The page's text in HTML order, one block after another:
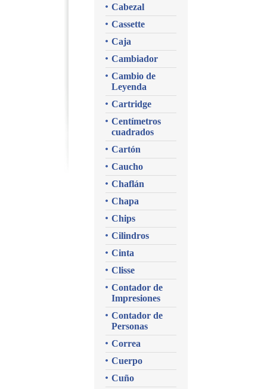
Cabezal
Cassette
Caja
Cambiador
Cambio de
Leyenda
Cartridge
Centímetros
cuadrados
Cartón
Caucho
Chaflán
Chapa
Chips
Cilindros
Cinta
Clisse
Contador de
Impresiones
Contador de
Personas
Correa
Cuerpo
Cuño